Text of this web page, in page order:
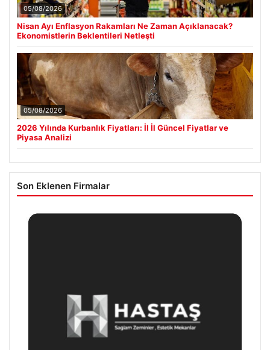
05/08/2026
Nisan Ayı Enflasyon Rakamları Ne Zaman Açıklanacak?
Ekonomistlerin Beklentileri Netleşti
05/08/2026
2026 Yılında Kurbanlık Fiyatları: İl İl Güncel Fiyatlar ve
Piyasa Analizi
Son Eklenen Firmalar